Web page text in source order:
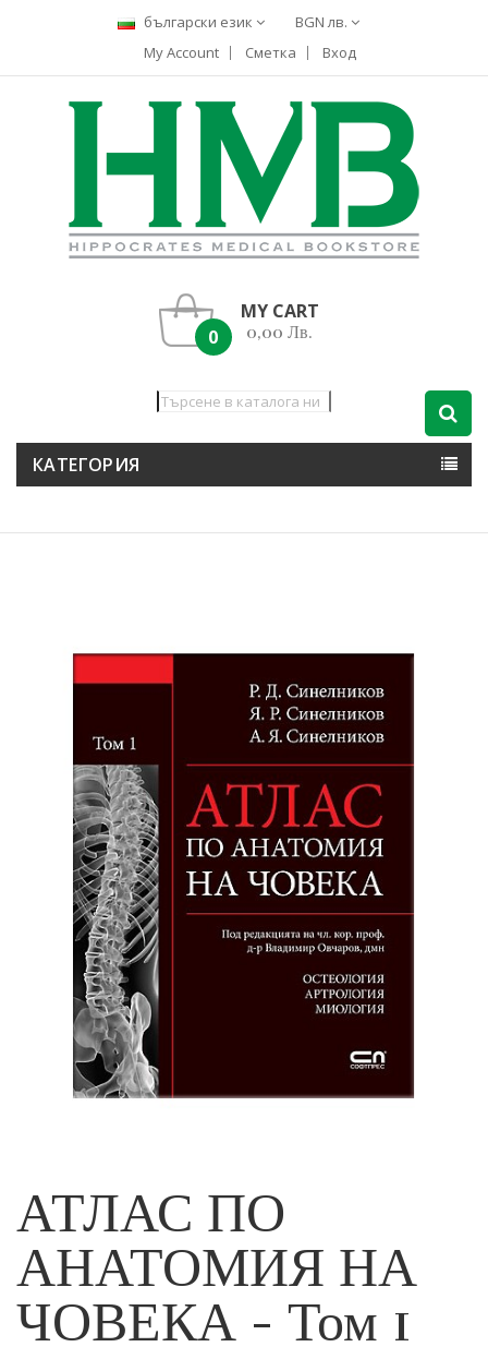
български език
BGN лв.
My Account
Сметка Вход
MY CART
0
0,00 Лв.
КАТЕГОРИЯ
АТЛАС ПО
АНАТОМИЯ НА
ЧОВЕКА - Том 1